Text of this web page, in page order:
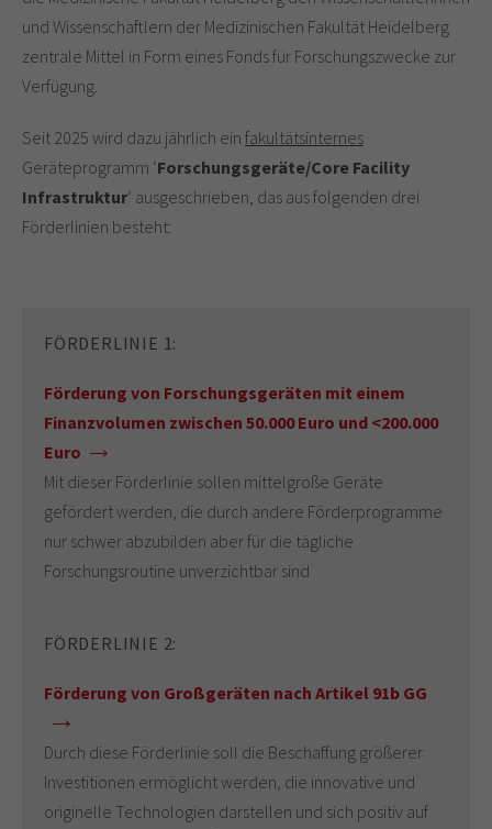
und Wissenschaftlern der Medizinischen Fakultät Heidelberg
zentrale Mittel in Form eines Fonds für Forschungszwecke zur
Verfügung.
Seit 2025 wird dazu jährlich ein fakultätsinternes
Geräteprogramm ‘Forschungsgeräte/Core Facility
Infrastruktur’ ausgeschrieben, das aus folgenden drei
Förderlinien besteht:
FÖRDERLINIE 1:
Förderung von Forschungsgeräten mit einem
Finanzvolumen zwischen 50.000 Euro und <200.000
Euro
Mit dieser Förderlinie sollen mittelgroße Geräte
gefördert werden, die durch andere Förderprogramme
nur schwer abzubilden aber für die tägliche
Forschungsroutine unverzichtbar sind
FÖRDERLINIE 2:
Förderung von Großgeräten nach Artikel 91b GG
Durch diese Förderlinie soll die Beschaffung größerer
Investitionen ermöglicht werden, die innovative und
originelle Technologien darstellen und sich positiv auf